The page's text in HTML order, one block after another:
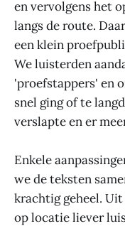
en vervolgens het
langs de route.
een klein
We luisterden
'proefstappers' en
snel ging of te
verslapte en er
Enkele
we de teksten
krachtig geheel.
op locatie liever